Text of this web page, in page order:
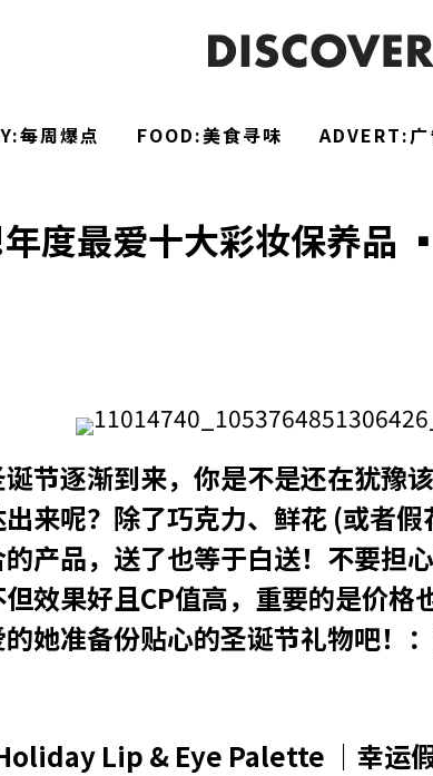
每周爆点 FOOD:美食寻味 ADVERT:广
度最爱十大彩妆保养品
节逐渐到来，你是不是还在犹豫
来呢？除了巧克力、鲜花 (或者假
产品，送了也等于白送！不要担
效果好且CP值高，重要的是价
她准备份贴心的圣诞节礼物吧！：
Lip & Eye Palette ｜幸运